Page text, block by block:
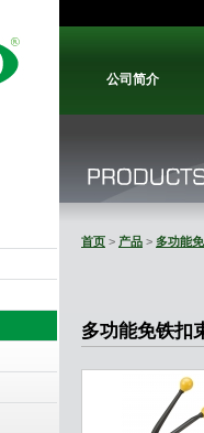
公司简介
首页 > 产品 > 多功能
多功能免铁扣